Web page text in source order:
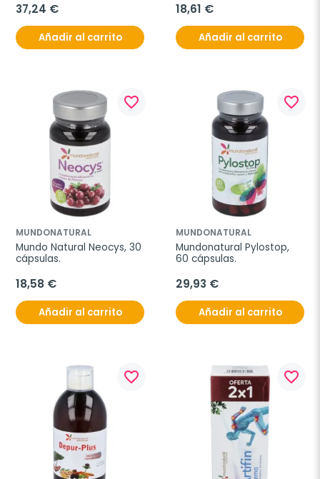
37,24 €
Añadir al carrito
18,61 €
Añadir al carrito
favorite_border
MUNDONATURAL
Mundo Natural Neocys, 30
cápsulas.
18,58 €
Añadir al carrito
favorite_border
MUNDONATURAL
Mundonatural Pylostop,
60 cápsulas.
29,93 €
Añadir al carrito
favorite_border favorite_border